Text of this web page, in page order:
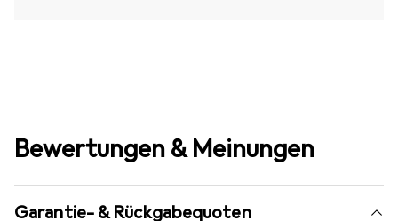
Bewertungen & Meinungen
Garantie- & Rückgabequoten